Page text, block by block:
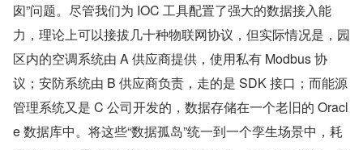
囱”问题。尽管我们为 IOC 工具配置了强大的数据接入能
力，理论上可以接拔几十种物联网协议，但实际情况是，园
区内的空调系统由 A 供应商提供，使用私有 Modbus 协
议；安防系统由 B 供应商负责，走的是 SDK 接口；而能源
管理系统又是 C 公司开发的，数据存储在一个老旧的 Oracl
e 数据库中。将这些“数据孤岛”统一到一个孪生场景中，耗